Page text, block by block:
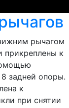
рычагом
прикреплены к
задней опоры.
к
при снятии